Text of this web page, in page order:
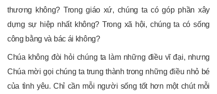
thương không? Trong giáo xứ, chúng ta có góp phần xây
dựng sự hiệp nhất không? Trong xã hội, chúng ta có sống
công bằng và bác ái không?
Chúa không đòi hỏi chúng ta làm những điều vĩ đại, nhưng
Chúa mời gọi chúng ta trung thành trong những điều nhỏ bé
của tình yêu. Chỉ cần mỗi người sống tốt hơn một chút mỗi